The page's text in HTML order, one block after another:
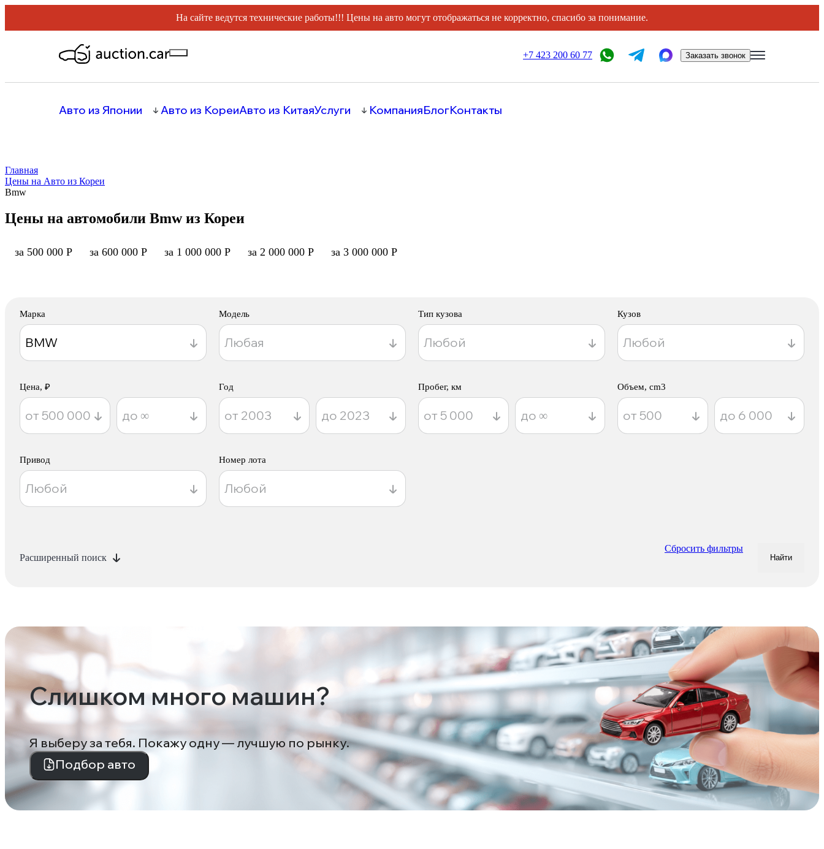
На сайте ведутся технические работы!!! Цены на авто могут отображаться не корректно, спасибо за понимание.
+7 423 200 60 77 Заказать звонок
Авто из Японии Авто из КореиАвто из КитаяУслуги КомпанияБлогКонтакты
Главная
Цены на Авто из Кореи
Bmw
Цены на автомобили Bmw из Кореи
за 500 000 Р за 600 000 Р за 1 000 000 Р за 2 000 000 Р за 3 000 000 Р
Марка Модель Тип кузова Кузов
Цена, ₽ Год Пробег, км Объем, cm3
Привод Номер лота
Расширенный поиск
Сбросить фильтры
Найти
Слишком много машин?
Я выберу за тебя. Покажу одну — лучшую по рынку.
Подбор авто